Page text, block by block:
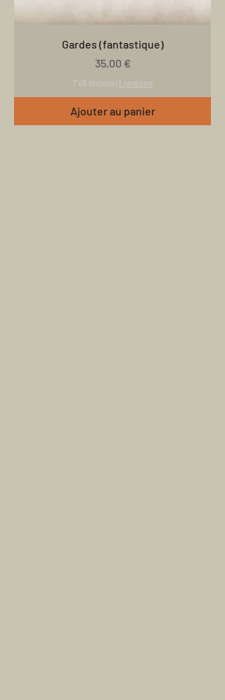
Gardes (fantastique)
Prix
35,00 €
TVA Incluse| Livraison
Ajouter au panier